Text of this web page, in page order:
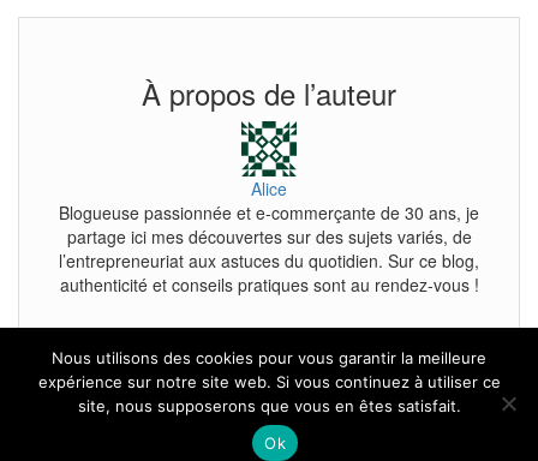
À propos de l’auteur
Alice
Blogueuse passionnée et e-commerçante de 30 ans, je
partage ici mes découvertes sur des sujets variés, de
l’entrepreneuriat aux astuces du quotidien. Sur ce blog,
authenticité et conseils pratiques sont au rendez-vous !
Tous droits reservés.
Nous utilisons des cookies pour vous garantir la meilleure
expérience sur notre site web. Si vous continuez à utiliser ce
site, nous supposerons que vous en êtes satisfait.
Ok